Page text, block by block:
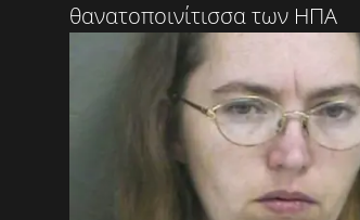
θανατοποινίτισσα των ΗΠΑ